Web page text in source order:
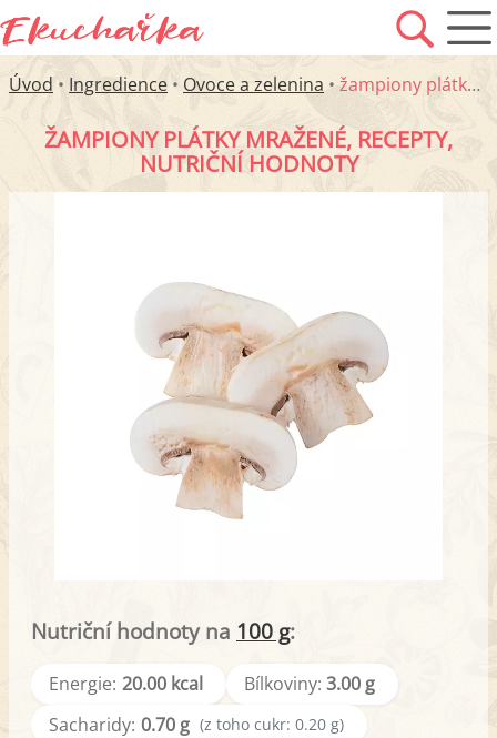
Úvod • Ingredience • Ovoce a zelenina • žampiony plátky mražené
ŽAMPIONY PLÁTKY MRAŽENÉ, RECEPTY,
NUTRIČNÍ HODNOTY
Nutriční hodnoty na 100 g:
Energie: 20.00 kcal Bílkoviny: 3.00 g
Sacharidy: 0.70 g (z toho cukr: 0.20 g)